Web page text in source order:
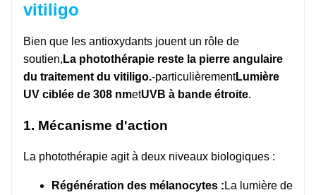
vitiligo
Bien que les antioxydants jouent un rôle de
soutien, La photothérapie reste la pierre angulaire
du traitement du vitiligo.-particulièrementLumière
UV ciblée de 308 nmetUVB à bande étroite.
1. Mécanisme d'action
La photothérapie agit à deux niveaux biologiques :
Régénération des mélanocytes : La lumière de